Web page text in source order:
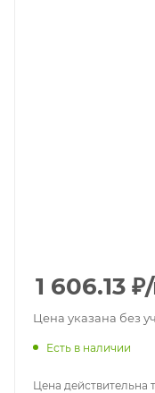
1 606.13 ₽
Цена указана без
Есть в наличии
Цена действительна